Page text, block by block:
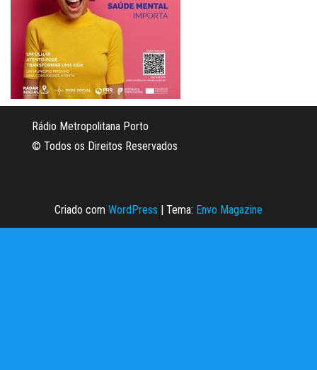
Rádio Metropolitana Porto
© Todos os Direitos Reservados
Criado com WordPress Tema: Envo Magazine